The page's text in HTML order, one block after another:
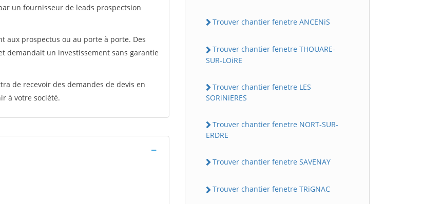
un fournisseur de leads prospectsion
aux prospectus ou au porte à porte. Des
demandait un investissement sans garantie
de recevoir des demandes de devis en
à votre société.
Trouver chantier fenetre ANCENiS
Trouver chantier fenetre THOUARE-
SUR-LOiRE
Trouver chantier fenetre LES
SORiNiERES
Trouver chantier fenetre NORT-SUR-
ERDRE
Trouver chantier fenetre SAVENAY
Trouver chantier fenetre TRiGNAC